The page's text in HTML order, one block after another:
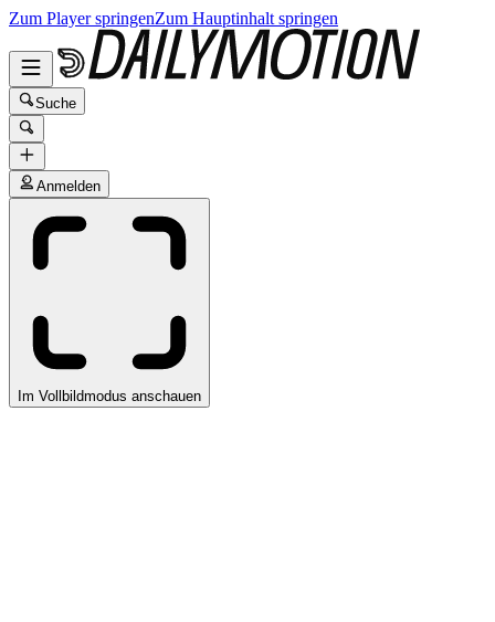
Zum Player springenZum Hauptinhalt springen
Suche
Anmelden
Im Vollbildmodus anschauen